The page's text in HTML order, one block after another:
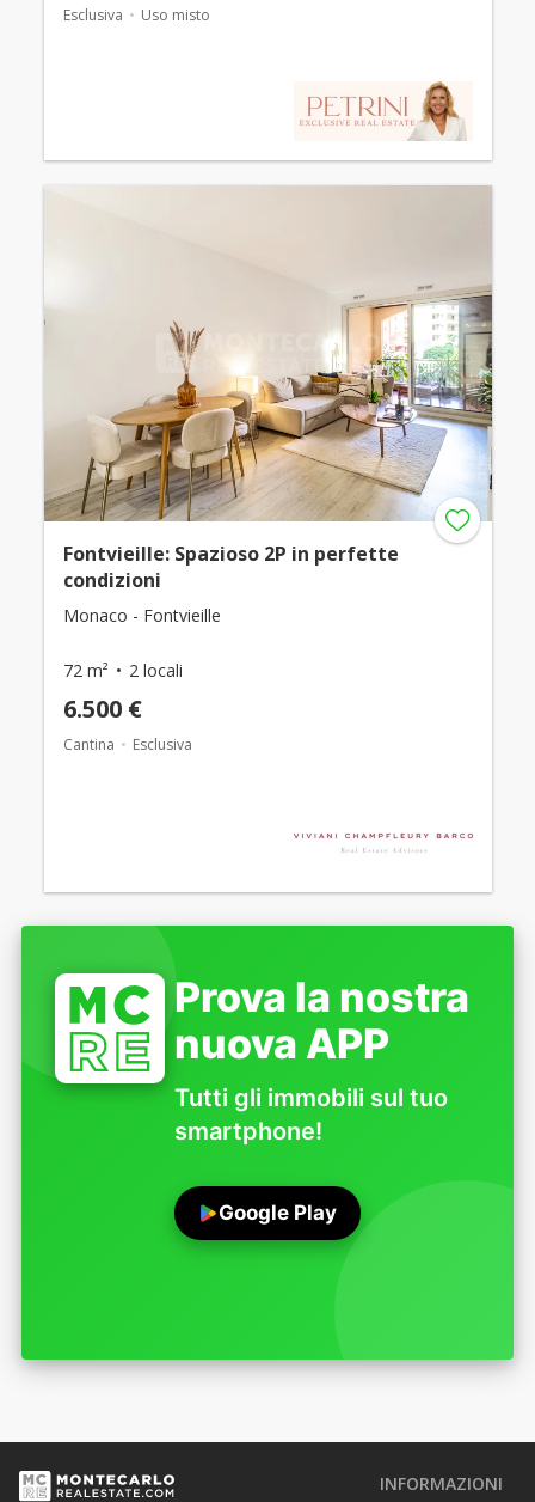
Esclusiva
Uso misto
Fontvieille: Spazioso 2P in perfette
condizioni
Monaco - Fontvieille
72 m² 2 locali
6.500 €
Cantina Esclusiva
Prova la nostra
nuova APP
Tutti gli immobili sul tuo
smartphone!
Google Play
INFORMAZIONI